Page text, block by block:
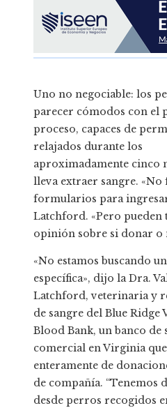
Uno no negociable: los
parecer cómodos con el
proceso, capaces de
relajados durante los
aproximadamente cinco
lleva extraer sangre.
formularios para
Latchford. «Pero pueden
opinión sobre si donar o
«No estamos buscando
específica», dijo la Dra.
Latchford, veterinaria y
de sangre del Blue Ridge
Blood Bank, un banco de
comercial en Virginia
enteramente de
de compañía. “Tenemos
desde perros recogidos